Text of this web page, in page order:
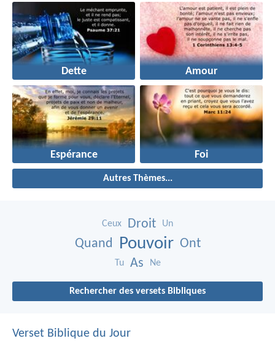
Dette Amour
Espérance Foi
Autres Thèmes...
Ceux Droit Un
Quand Pouvoir Ont
Tu As Ne
Rechercher des versets Bibliques
Verset Biblique du Jour